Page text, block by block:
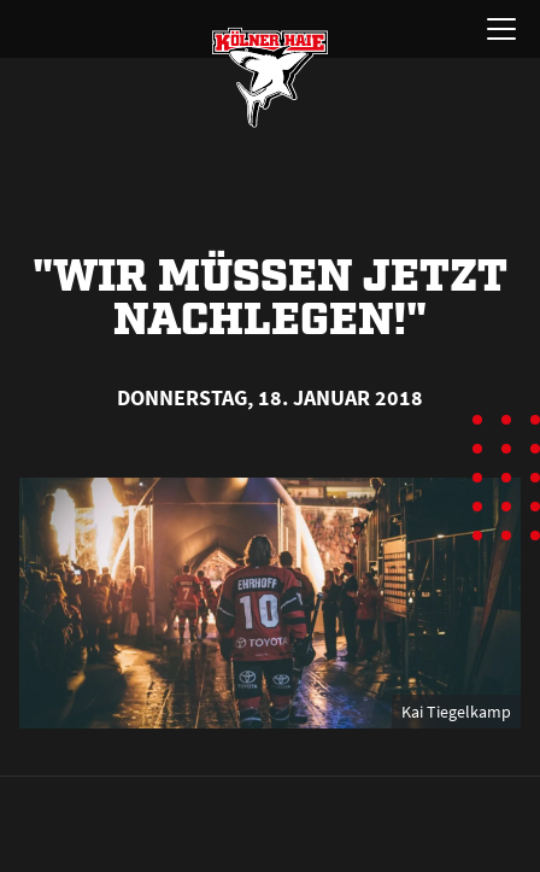
Menü
öffnen
"WIR MÜSSEN JETZT
NACHLEGEN!"
DONNERSTAG, 18. JANUAR 2018
Kai Tiegelkamp